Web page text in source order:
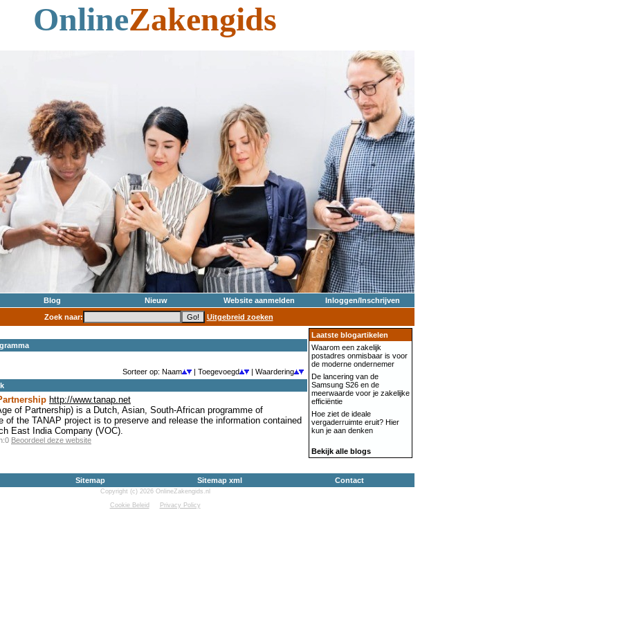
OnlineZakengids
Blog Nieuw Website aanmelden
Inloggen/Inschrijven
Zoek naar:
Uitgebreid zoeken
Sorteer op: Naam | Toegevoegd
| Waardering
http://www.tanap.net
of Partnership) is a Dutch, Asian, South-African programme of
of the TANAP project is to preserve and release the information contained
East India Company (VOC).
Beoordeel deze website
Laatste blogartikelen
Waarom een zakelijk
postadres onmisbaar is voor
de moderne ondernemer
De lancering van de
Samsung S26 en de
meerwaarde voor je zakelijke
efficiëntie
Hoe ziet de ideale
vergaderruimte eruit? Hier
kun je aan denken
Bekijk alle blogs
Sitemap Sitemap xml Contact
Copyright (c) 2026 OnlineZakengids.nl
Cookie Beleid
Privacy Policy